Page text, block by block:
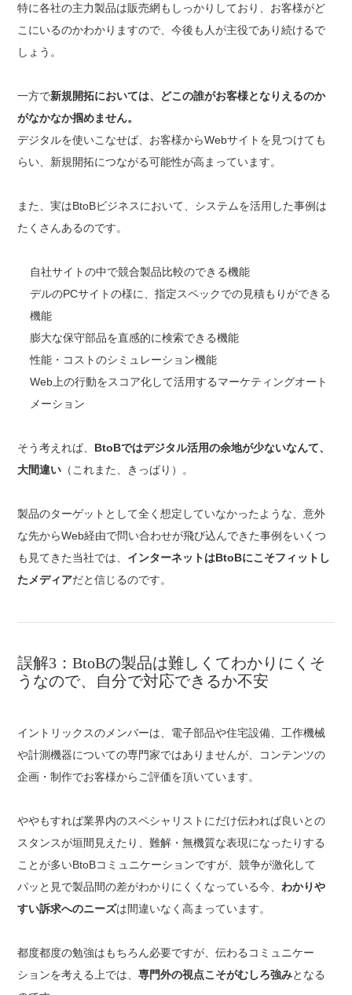
特に各社の主力製品は販売網もしっかりしており、お客様がど
こにいるのかわかりますので、今後も人が主役であり続けるで
しょう。
一方で新規開拓においては、どこの誰がお客様となりえるのか
がなかなか掴めません。
デジタルを使いこなせば、お客様からWebサイトを見つけても
らい、新規開拓につながる可能性が高まっています。
また、実はBtoBビジネスにおいて、システムを活用した事例は
たくさんあるのです。
自社サイトの中で競合製品比較のできる機能
デルのPCサイトの様に、指定スペックでの見積もりができる
機能
膨大な保守部品を直感的に検索できる機能
性能・コストのシミュレーション機能
Web上の行動をスコア化して活用するマーケティングオート
メーション
そう考えれば、 BtoBではデジタル活用の余地が少ないなんて、
大間違い （これまた、きっぱり）。
製品のターゲットとして全く想定していなかったような、意外
な先からWeb経由で問い合わせが飛び込んできた事例をいくつ
も見てきた当社では、 インターネットはBtoBにこそフィットし
たメディアだと信じるのです。
誤解3：BtoBの製品は難しくてわかりにくそ
うなので、自分で対応できるか不安
イントリックスのメンバーは、電子部品や住宅設備、工作機械
や計測機器についての専門家ではありませんが、コンテンツの
企画・制作でお客様からご評価を頂いています。
ややもすれば業界内のスペシャリストにだけ伝われば良いとの
スタンスが垣間見えたり、難解・無機質な表現になったりする
ことが多いBtoBコミュニケーションですが、競争が激化して
パッと見で製品間の差がわかりにくくなっている今、 わかりや
すい訴求へのニーズは間違いなく高まっています。
都度都度の勉強はもちろん必要ですが、伝わるコミュニケー
ションを考える上では、専門外の視点こそがむしろ強みとなる